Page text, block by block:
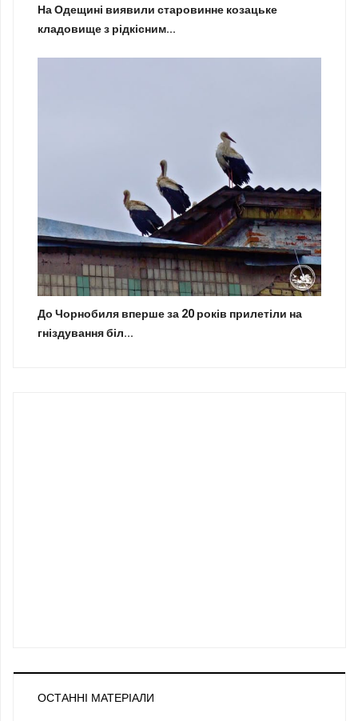
На Одещині виявили старовинне козацьке
кладовище з рідкісним...
До Чорнобиля вперше за 20 років прилетіли на
гніздування біл...
ОСТАННІ МАТЕРІАЛИ